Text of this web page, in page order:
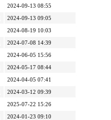
2024-09-13 08:55
2024-09-13 09:05
2024-08-19 10:03
2024-07-08 14:39
2024-06-05 15:56
2024-05-17 08:44
2024-04-05 07:41
2024-03-12 09:39
2025-07-22 15:26
2024-01-23 09:10